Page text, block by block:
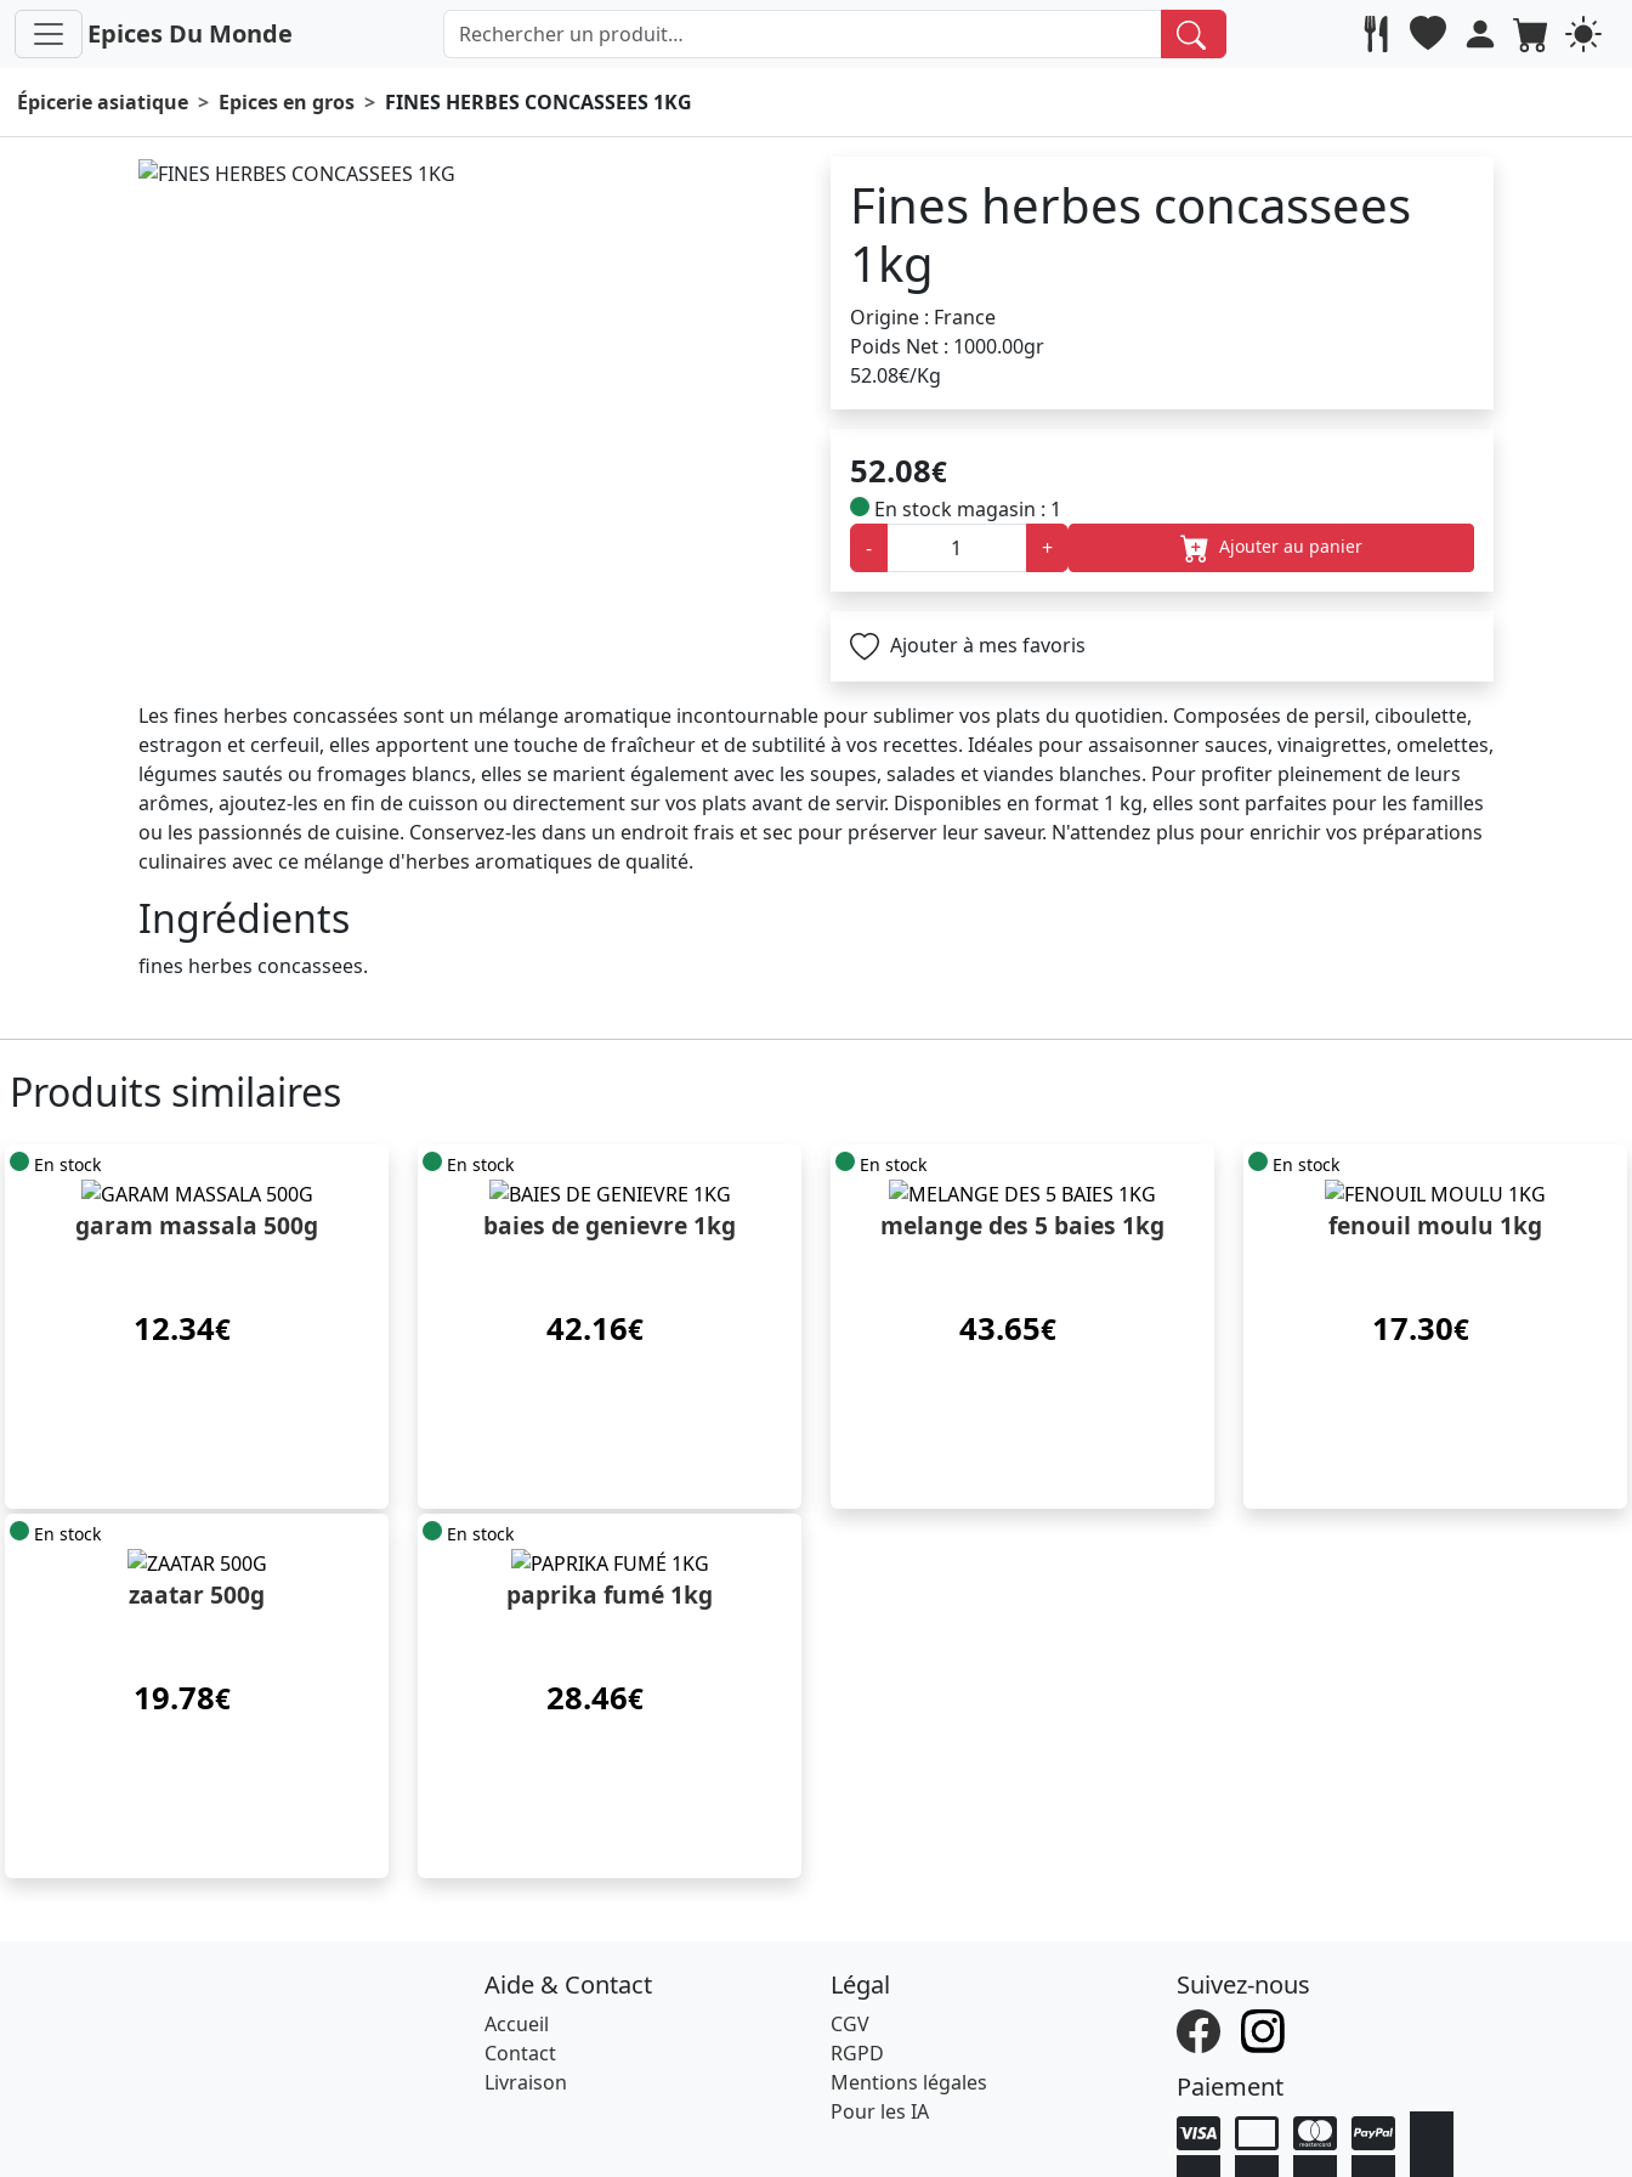
Epices Du Monde
Épicerie asiatique Epices en gros FINES HERBES CONCASSEES 1KG
Fines herbes concassees
1kg
Origine : France
Poids Net : 1000.00gr
52.08€/Kg
52.08€
En stock magasin : 1
-
+ Ajouter au panier
Ajouter à mes favoris
Les fines herbes concassées sont un mélange aromatique incontournable pour sublimer vos plats du quotidien. Composées de persil, ciboulette,
estragon et cerfeuil, elles apportent une touche de fraîcheur et de subtilité à vos recettes. Idéales pour assaisonner sauces, vinaigrettes, omelettes,
légumes sautés ou fromages blancs, elles se marient également avec les soupes, salades et viandes blanches. Pour profiter pleinement de leurs
arômes, ajoutez-les en fin de cuisson ou directement sur vos plats avant de servir. Disponibles en format 1 kg, elles sont parfaites pour les familles
ou les passionnés de cuisine. Conservez-les dans un endroit frais et sec pour préserver leur saveur. N'attendez plus pour enrichir vos préparations
culinaires avec ce mélange d'herbes aromatiques de qualité.
Ingrédients
fines herbes concassees.
Produits similaires
En stock
garam massala 500g
12.34€
En stock
baies de genievre 1kg
42.16€
En stock
melange des 5 baies 1kg
43.65€
En stock
fenouil moulu 1kg
17.30€
En stock
zaatar 500g
19.78€
En stock
paprika fumé 1kg
28.46€
Aide & Contact
Accueil
Contact
Livraison
Légal
CGV
RGPD
Mentions légales
Pour les IA
Suivez-nous
Paiement